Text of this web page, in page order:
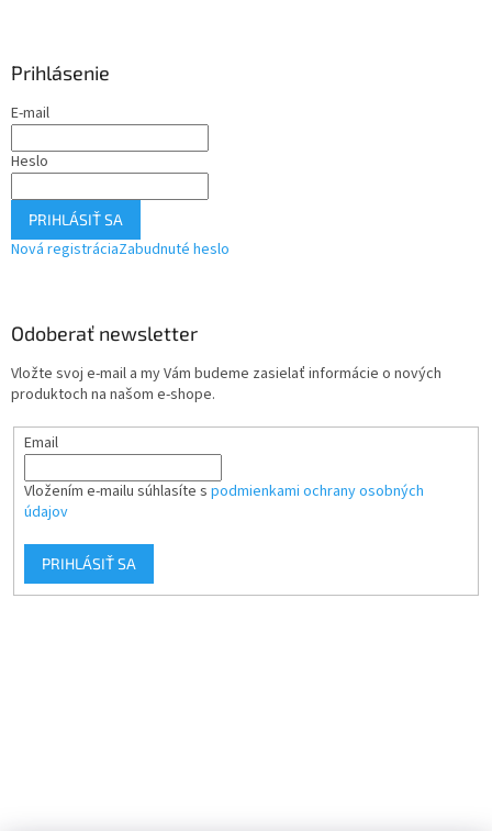
Prihlásenie
E-mail
Heslo
PRIHLÁSIŤ SA
Nová registráciaZabudnuté heslo
Odoberať newsletter
Vložte svoj e-mail a my Vám budeme zasielať informácie o nových
produktoch na našom e-shope.
Email
Vložením e-mailu súhlasíte s podmienkami ochrany osobných
údajov
PRIHLÁSIŤ SA